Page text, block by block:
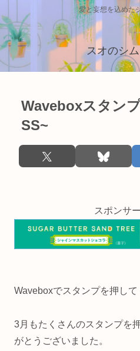
愛と妄想を込めた
スオのシ
Waveboxスタン
SS~
スポンサ
Waveboxでスタンプを押して
3月もたくさんのスタンプを
がとうございました。